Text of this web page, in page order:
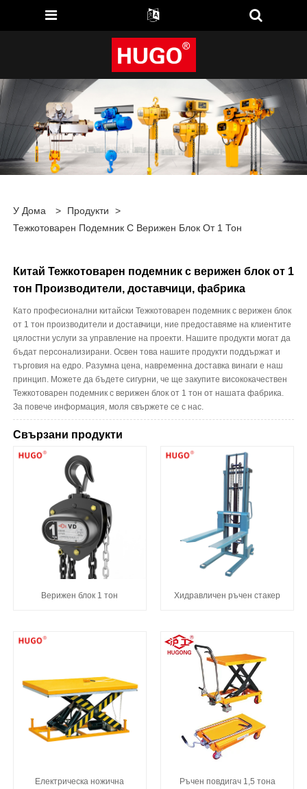
У Дома > Продукти
>
Тежкотоварен Подемник С Верижен Блок От 1 Тон
Китай Тежкотоварен подемник с верижен блок от 1
тон Производители, доставчици, фабрика
Като професионални китайски Тежкотоварен подемник с верижен блок
от 1 тон производители и доставчици, ние предоставяме на клиентите
цялостни услуги за управление на проекти. Нашите продукти могат да
бъдат персонализирани. Освен това нашите продукти поддържат и
търговия на едро. Разумна цена, навременна доставка винаги е наш
принцип. Можете да бъдете сигурни, че ще закупите висококачествен
Тежкотоварен подемник с верижен блок от 1 тон от нашата фабрика.
За повече информация, моля свържете се с нас.
Свързани продукти
Верижен блок 1 тон Хидравличен ръчен стакер
Електрическа ножична
Ръчен повдигач 1,5 тона